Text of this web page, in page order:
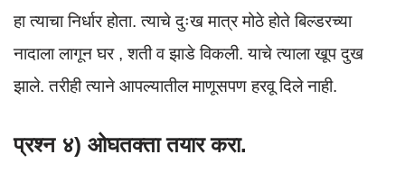
हा त्याचा निर्धार होता. त्याचे दुःख मात्र मोठे होते बिल्डरच्या
नादाला लागून घर , शती व झाडे विकली. याचे त्याला खूप दुख
झाले. तरीही त्याने आपल्यातील माणूसपण हरवू दिले नाही.
प्रश्न ४) ओघतक्ता तयार करा.